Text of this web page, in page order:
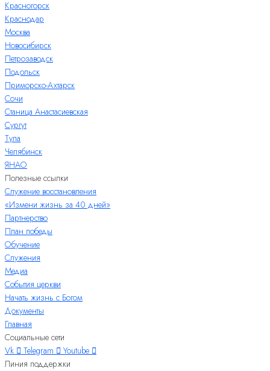
Красногорск
Краснодар
Москва
Новосибирск
Петрозаводск
Подольск
Приморско-Ахтарск
Сочи
Станица Анастасиевская
Сургут
Тула
Челябинск
ЯНАО
Полезные ссылки
Служение восстановления
«Измени жизнь за 40 дней»
Партнерство
План победы
Обучение
Служения
Медиа
События церкви
Начать жизнь с Богом
Документы
Главная
Социальные сети
Vk
Telegram
Youtube
Линия поддержки